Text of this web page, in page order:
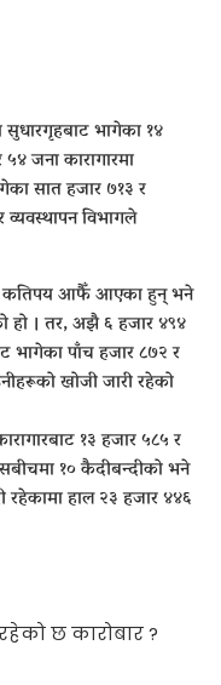
सुधारगृहबाट भागेका १४
जना कारागारमा
सात हजार ७१३ र
विभागले
कतिपय आफैँ आएका हुन् भने
हो । तर, अझै ६ हजार ४९४
भागेका पाँच हजार ८७२ र
खोजी जारी रहेको
१३ हजार ५८५ र
१० कैदीबन्दीको भने
हाल २३ हजार ४४६
छ कारोबार ?